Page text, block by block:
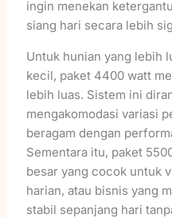
ingin menekan
siang hari secara lebih
Untuk hunian yang lebih
kecil, paket 4400 watt
lebih luas. Sistem ini
mengakomodasi variasi
beragam dengan
Sementara itu, paket
besar yang cocok untuk
harian, atau bisnis yang
stabil sepanjang hari